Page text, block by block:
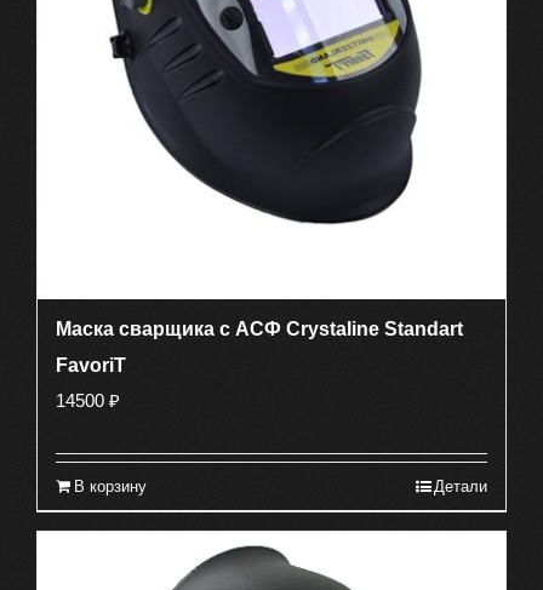
Маска сварщика с АСФ Crystaline Standart
FavoriT
14500 ₽
В корзину Детали